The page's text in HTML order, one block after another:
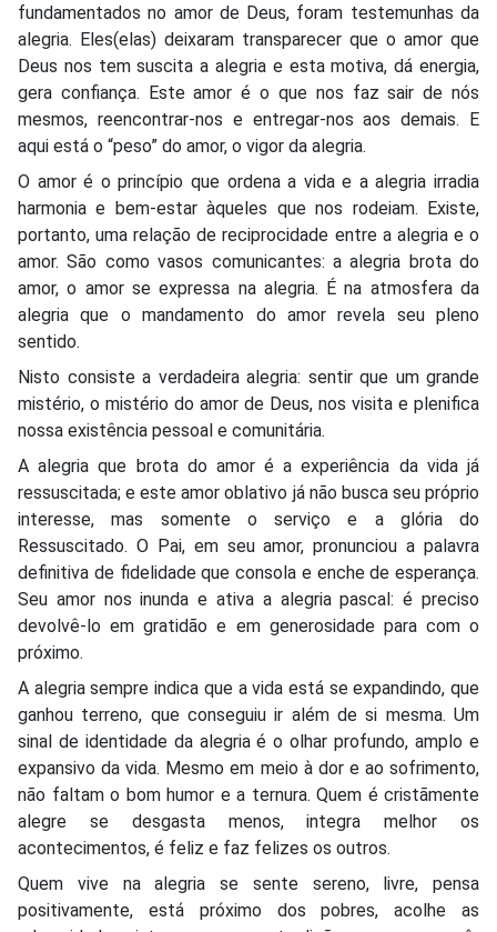
fundamentados no amor de Deus, foram testemunhas da
alegria. Eles(elas) deixaram transparecer que o amor que
Deus nos tem suscita a alegria e esta motiva, dá energia,
gera confiança. Este amor é o que nos faz sair de nós
mesmos, reencontrar-nos e entregar-nos aos demais. E
aqui está o “peso” do amor, o vigor da alegria.
O amor é o princípio que ordena a vida e a alegria irradia
harmonia e bem-estar àqueles que nos rodeiam. Existe,
portanto, uma relação de reciprocidade entre a alegria e o
amor. São como vasos comunicantes: a alegria brota do
amor, o amor se expressa na alegria. É na atmosfera da
alegria que o mandamento do amor revela seu pleno
sentido.
Nisto consiste a verdadeira alegria: sentir que um grande
mistério, o mistério do amor de Deus, nos visita e plenifica
nossa existência pessoal e comunitária.
A alegria que brota do amor é a experiência da vida já
ressuscitada; e este amor oblativo já não busca seu próprio
interesse, mas somente o serviço e a glória do
Ressuscitado. O Pai, em seu amor, pronunciou a palavra
definitiva de fidelidade que consola e enche de esperança.
Seu amor nos inunda e ativa a alegria pascal: é preciso
devolvê-lo em gratidão e em generosidade para com o
próximo.
A alegria sempre indica que a vida está se expandindo, que
ganhou terreno, que conseguiu ir além de si mesma. Um
sinal de identidade da alegria é o olhar profundo, amplo e
expansivo da vida. Mesmo em meio à dor e ao sofrimento,
não faltam o bom humor e a ternura. Quem é cristãmente
alegre se desgasta menos, integra melhor os
acontecimentos, é feliz e faz felizes os outros.
Quem vive na alegria se sente sereno, livre, pensa
positivamente, está próximo dos pobres, acolhe as